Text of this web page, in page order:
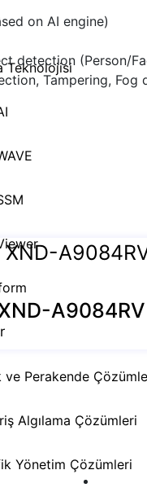
Teknolojisi
ve Perakende
Algılama Çözümleri
Yönetim Çözümleri
on AI engine)
detection (Person/
Tampering,
A9084RV